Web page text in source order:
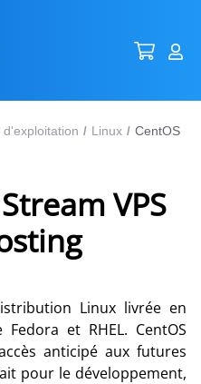
d'exploitation / Linux / CentOS
VPS
Linux livrée en
et RHEL. CentOS
anticipé aux futures
pour le développement,